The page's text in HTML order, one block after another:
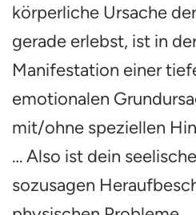
körperliche Ursache
gerade erlebst, ist in
Manifestation einer
emotionalen
mit/ohne speziellen
… Also ist dein
sozusagen